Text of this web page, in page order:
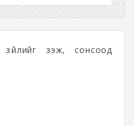
үзэж, сонсоод